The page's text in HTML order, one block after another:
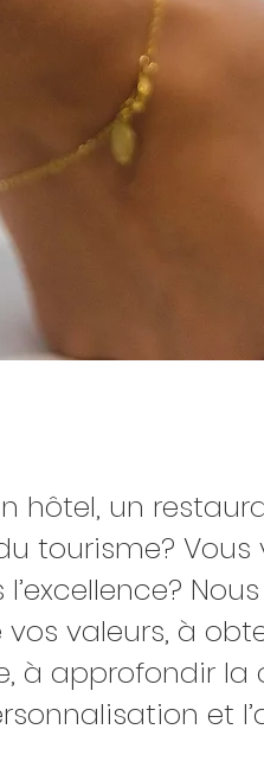
hôtel, un
tourisme?
valeurs, à
à approfondir
et